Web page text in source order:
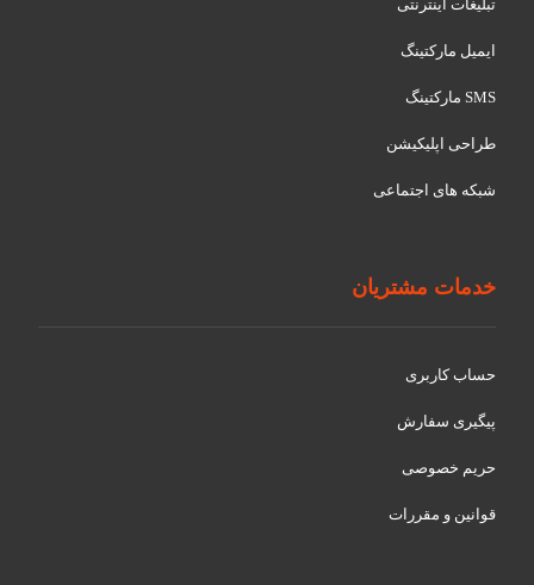
تبلیغات اینترنتی
ایمیل مارکتینگ
SMS مارکتینگ
طراحی اپلیکیشن
شبکه های اجتماعی
خدمات مشتریان
حساب کاربری
پیگیری سفارش
حریم خصوصی
قوانین و مقررات